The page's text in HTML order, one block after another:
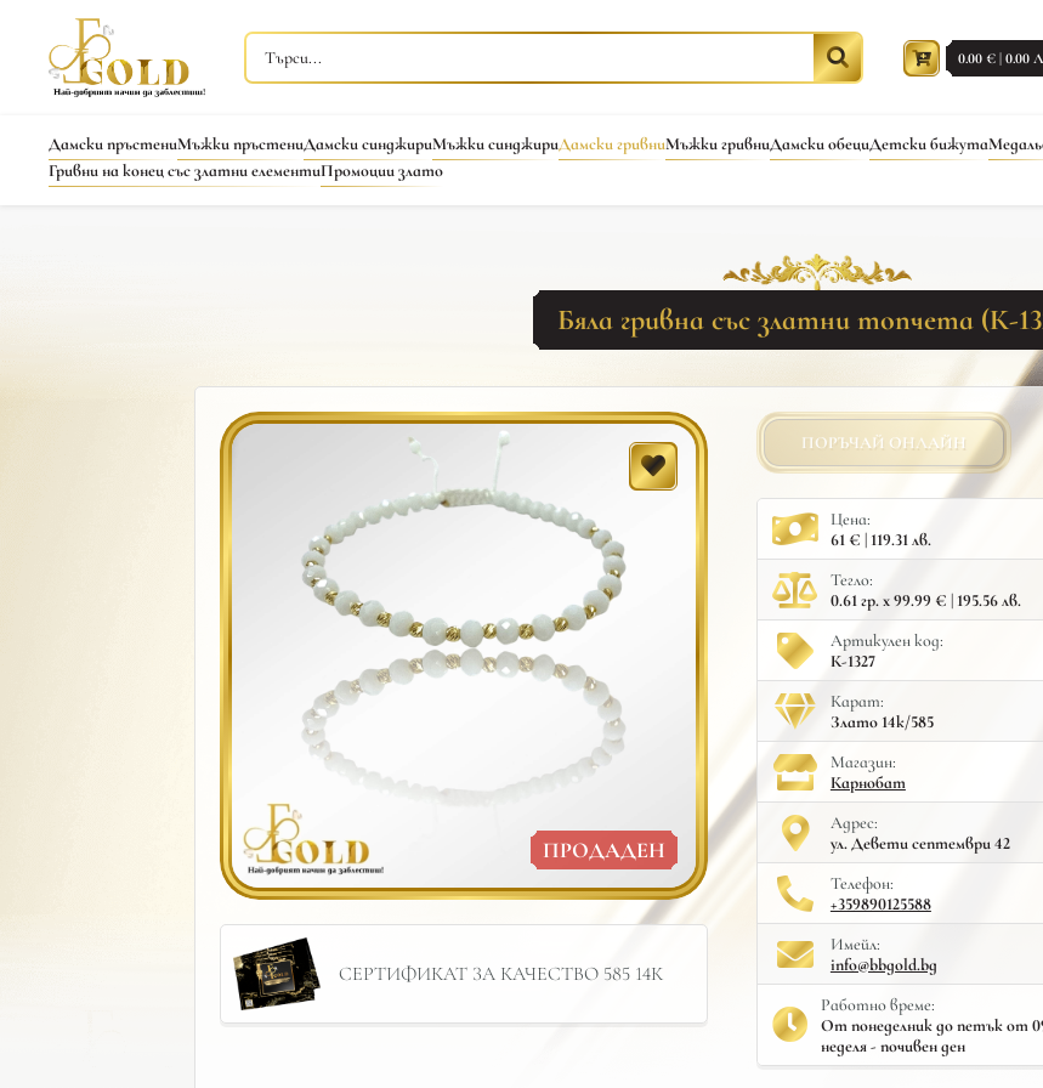
0.00 € | 0.00
Дамски пръстениМъжки пръстениДамски синджириМъжки синджириДамски гривниМъжки гривниДамски обециДетски бижута
Гривни на конец със златни елементиПромоции злато
Бяла гривна със златни топчета (К-
ПРОДАДЕН
СЕРТИФИКАТ ЗА КАЧЕСТВО 585 14К
ПОРЪЧАЙ ОНЛАЙН
Цена:
61 € | 119.31 лв.
Тегло:
0.61 гр. x 99.99 € | 195.56 лв.
Артикулен код:
К-1327
Карат:
Злато 14к/585
Mагазин:
Карнобат
Адрес:
ул. Девети септември 42
Телефон:
+359890125588
Имейл:
info@bbgold.bg
Работно време:
От понеделник до петък от
неделя - почивен ден